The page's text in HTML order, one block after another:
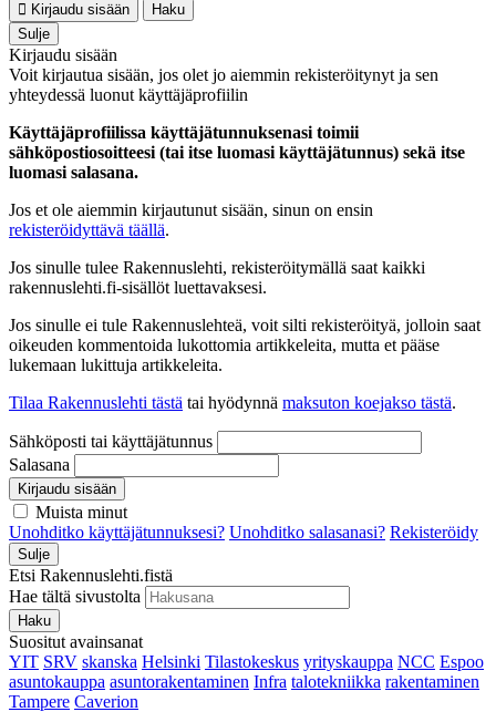
Kirjaudu sisään
Haku
Sulje
Kirjaudu sisään
Voit kirjautua sisään, jos olet jo aiemmin rekisteröitynyt ja sen
yhteydessä luonut käyttäjäprofiilin
Käyttäjäprofiilissa käyttäjätunnuksenasi toimii
sähköpostiosoitteesi (tai itse luomasi käyttäjätunnus) sekä itse
luomasi salasana.
Jos et ole aiemmin kirjautunut sisään, sinun on ensin
rekisteröidyttävä täällä.
Jos sinulle tulee Rakennuslehti, rekisteröitymällä saat kaikki
rakennuslehti.fi-sisällöt luettavaksesi.
Jos sinulle ei tule Rakennuslehteä, voit silti rekisteröityä, jolloin saat
oikeuden kommentoida lukottomia artikkeleita, mutta et pääse
lukemaan lukittuja artikkeleita.
Tilaa Rakennuslehti tästä tai hyödynnä maksuton koejakso tästä.
Sähköposti tai käyttäjätunnus
Salasana
Kirjaudu sisään
Muista minut
Unohditko käyttäjätunnuksesi? Unohditko salasanasi? Rekisteröidy
Sulje
Etsi Rakennuslehti.fistä
Hae tältä sivustolta
Haku
Suositut avainsanat
YIT SRV skanska Helsinki Tilastokeskus yrityskauppa NCC Espoo
asuntokauppa asuntorakentaminen Infra talotekniikka rakentaminen
Tampere Caverion